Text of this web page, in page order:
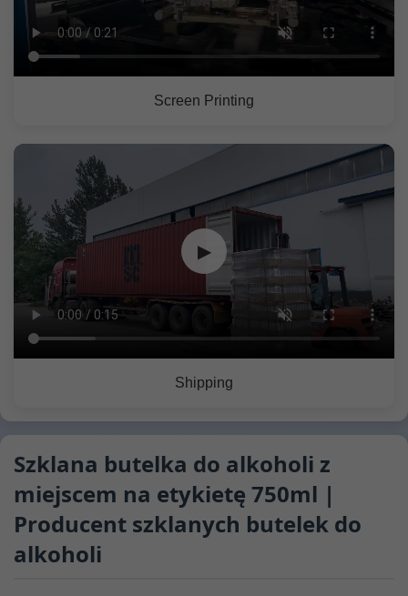
Screen Printing
▶
Shipping
Szklana butelka do alkoholi z
miejscem na etykietę 750ml |
Producent szklanych butelek do
alkoholi